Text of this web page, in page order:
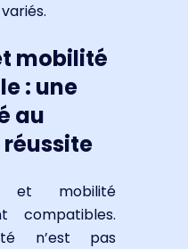
mobilité
: une
au
et mobilité
compatibles.
n’est pas